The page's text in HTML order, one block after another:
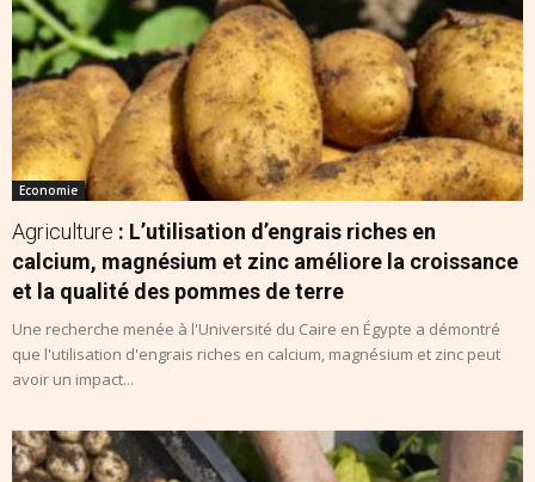
Economie
Agriculture : L’utilisation d’engrais riches en
calcium, magnésium et zinc améliore la croissance
et la qualité des pommes de terre
Une recherche menée à l'Université du Caire en Égypte a démontré
que l'utilisation d'engrais riches en calcium, magnésium et zinc peut
avoir un impact...